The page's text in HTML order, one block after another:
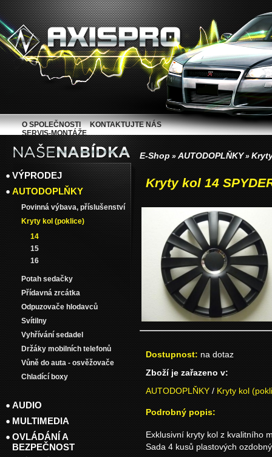
E-Shop » AUTODOPLŇKY»
Kryty kol 14
Dostupnost: na dotaz
Zboží je zařazeno v:
AUTODOPLŇKY / Kryty kol
Podrobný popis:
Exklusivní kryty kol z kvalitního
Sada 4 kusů plastových
VÝPRODEJ
AUTODOPLŇKY
Povinná výbava, příslušenství
Kryty kol (poklice)
14
15
16
Potah sedačky
Přídavná zrcátka
Odpuzovače hlodavců
Svítilny
Vyhřívání sedadel
Držáky mobilních telefonů
Vůně do auta - osvěžovače
Chladící boxy
AUDIO
MULTIMEDIA
OVLÁDÁNÍ A
BEZPEČNOST
O SPOLEČNOSTI
KONTAKTUJTE NÁS
SERVIS-MONTÁŽE